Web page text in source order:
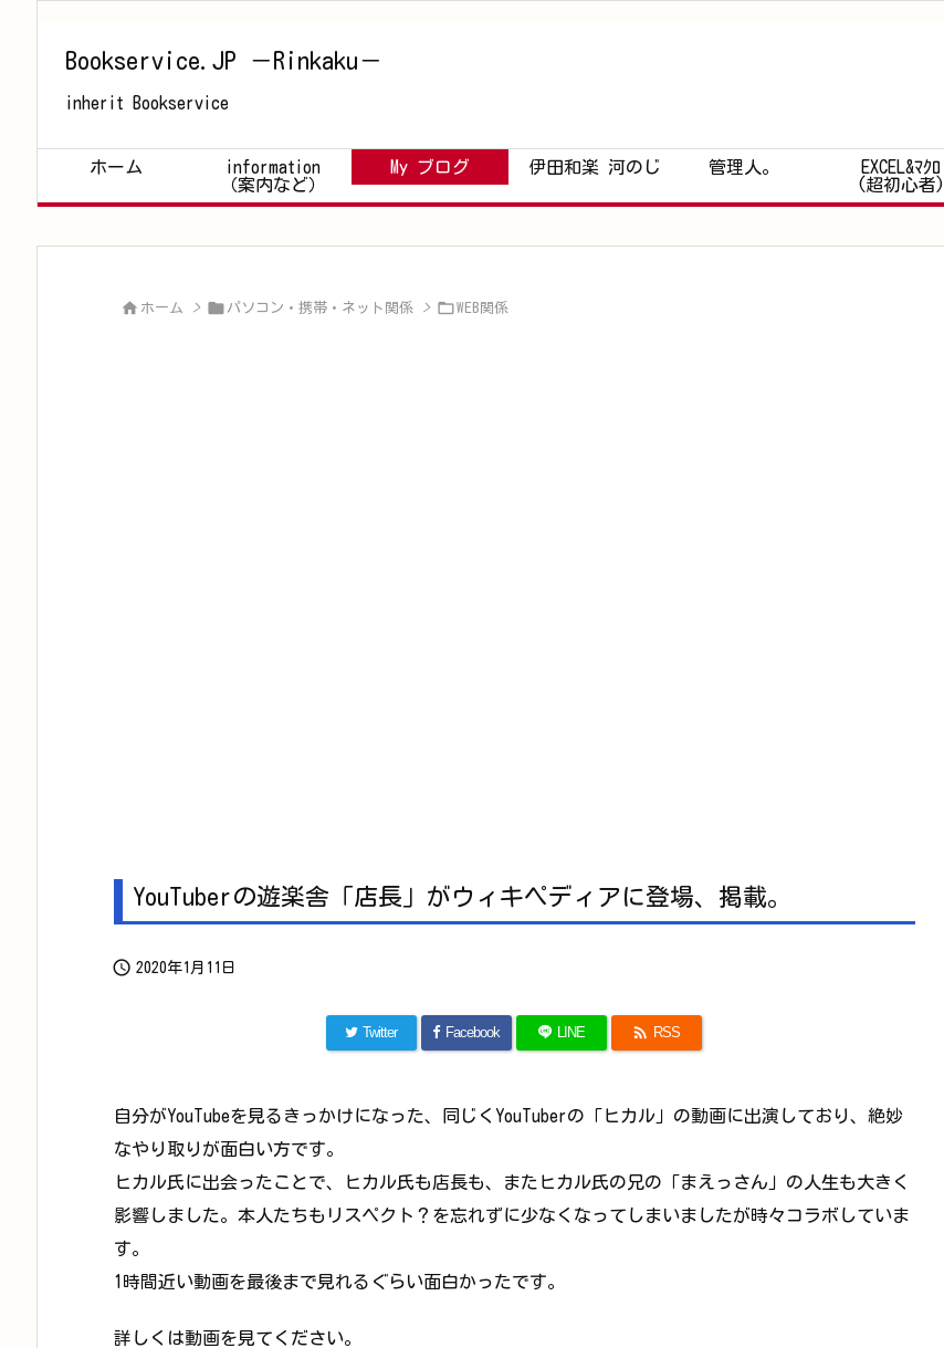
Bookservice.JP －Rinkaku－
inherit Bookservice
ホーム
information
（案内など）
My ブログ 伊田和楽 河のじ 管理人。
EXCEL&ﾏｸﾛ
(超初心者)
 ホーム >  パソコン・携帯・ネット関係 > WEB関係
YouTuberの遊楽舎「店長」がウィキペディアに登場、掲載。
 2020年1月11日
Twitter Facebook LINE  RSS
自分がYouTubeを見るきっかけになった、同じくYouTuberの「ヒカル」の動画に出演しており、絶妙
なやり取りが面白い方です。
ヒカル氏に出会ったことで、ヒカル氏も店長も、またヒカル氏の兄の「まえっさん」の人生も大きく
影響しました。本人たちもリスペクト？を忘れずに少なくなってしまいましたが時々コラボしていま
す。
1時間近い動画を最後まで見れるぐらい面白かったです。
詳しくは動画を見てください。